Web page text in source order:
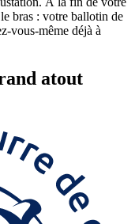
bras : votre ballotin de
vous-même déjà à
atout